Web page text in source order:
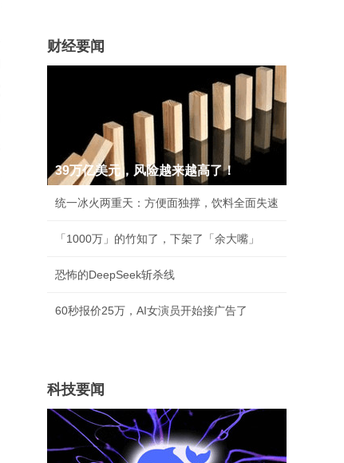
财经要闻
39万亿美元，风险越来越高了！
统一冰火两重天：方便面独撑，饮料全面失速
「1000万」的竹知了，下架了「余大嘴」
恐怖的DeepSeek斩杀线
60秒报价25万，AI女演员开始接广告了
科技要闻